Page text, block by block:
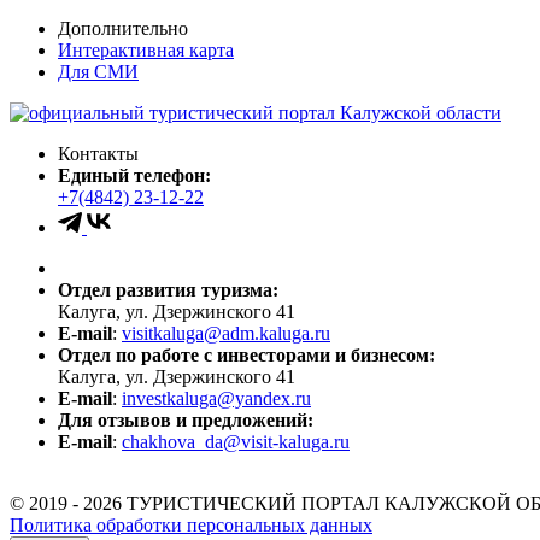
Дополнительно
Интерактивная карта
Для СМИ
Контакты
Единый телефон:
+7(4842) 23-12-22
Отдел развития туризма:
Калуга, ул. Дзержинского 41
E-mail: visitkaluga@adm.kaluga.ru
Отдел по работе с инвесторами и бизнесом:
Калуга, ул. Дзержинского 41
E-mail: investkaluga@yandex.ru
Для отзывов и предложений:
E-mail: chakhova_da@visit-kaluga.ru
© 2019 - 2026 ТУРИСТИЧЕСКИЙ ПОРТАЛ КАЛУЖСКОЙ
Политика обработки персональных данных